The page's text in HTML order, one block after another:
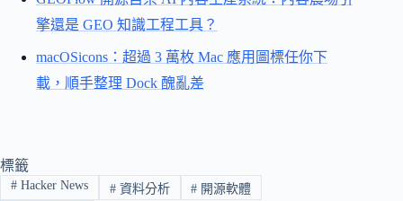
擎還是 GEO 知識工程工具？
macOSicons：超過 3 萬枚 Mac 應用圖標任你下
載，順手整理 Dock 醜亂差
標籤
#Hacker News #資料分析 # 開源軟體